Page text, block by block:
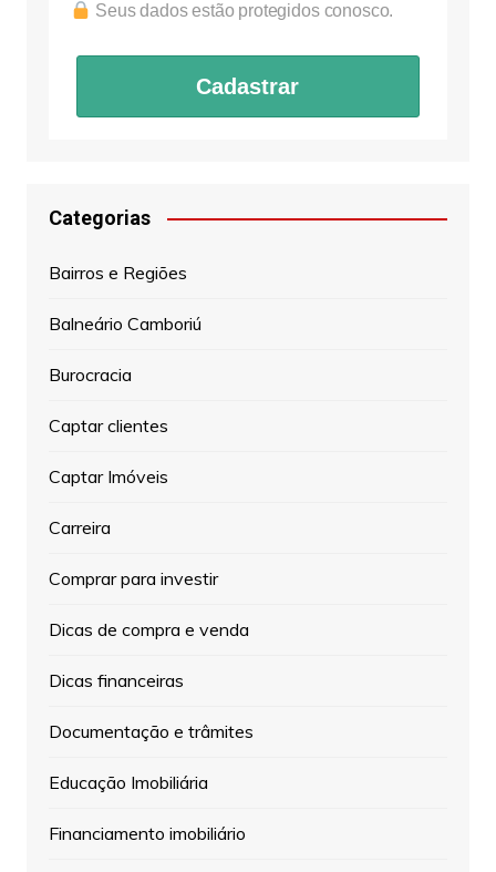
Seus dados estão protegidos conosco.
Cadastrar
Categorias
Bairros e Regiões
Balneário Camboriú
Burocracia
Captar clientes
Captar Imóveis
Carreira
Comprar para investir
Dicas de compra e venda
Dicas financeiras
Documentação e trâmites
Educação Imobiliária
Financiamento imobiliário